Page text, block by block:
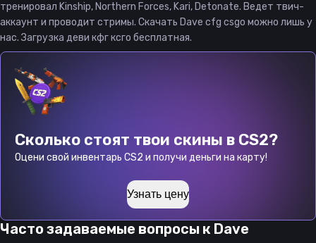
тренировал Kinship, Northern Forces, Kari, Detonate. Ведет твич-
аккаунт и проводит стримы. Скачать Dave cfg csgo можно лишь у
нас. Загрузка деви кфг ксго бесплатная.
Сколько стоят твои скины в CS2?
Оцени свой инвентарь CS2 и получи деньги на карту!
Узнать цену
Часто задаваемые вопросы к Dave